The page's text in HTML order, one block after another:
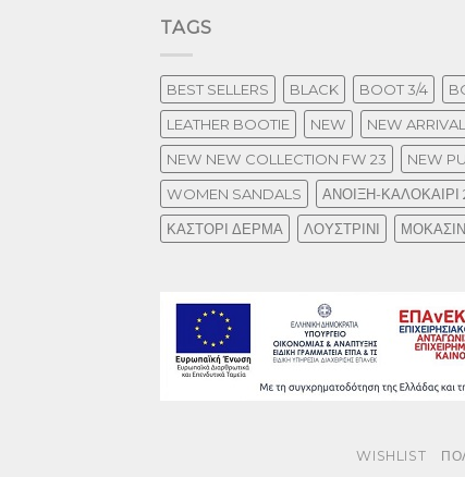
TAGS
BEST SELLERS BLACK BOOT 3/4
LEATHER BOOTIE
NEW NEW ARRIVAL
NEW NEW COLLECTION FW 23
NEW
WOMEN SANDALS
ΑΝΟΙΞΗ-ΚΑΛΟΚΑΙΡΙ
ΚΑΣΤΟΡΙ ΔΕΡΜΑ
ΛΟΥΣΤΡΙΝΙ
WISHLIST